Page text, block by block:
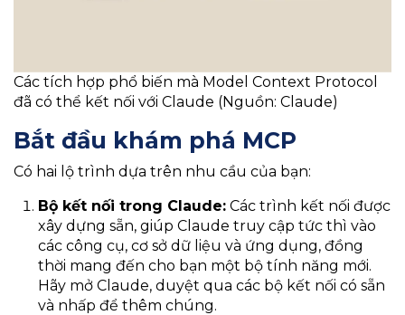
Các tích hợp phổ biến mà Model Context Protocol
đã có thể kết nối với Claude (Nguồn: Claude)
Bắt đầu khám phá MCP
Có hai lộ trình dựa trên nhu cầu của bạn:
Bộ kết nối trong Claude: Các trình kết nối được
xây dựng sẵn, giúp Claude truy cập tức thì vào
các công cụ, cơ sở dữ liệu và ứng dụng, đồng
thời mang đến cho bạn một bộ tính năng mới.
Hãy mở Claude, duyệt qua các bộ kết nối có sẵn
và nhấp để thêm chúng.